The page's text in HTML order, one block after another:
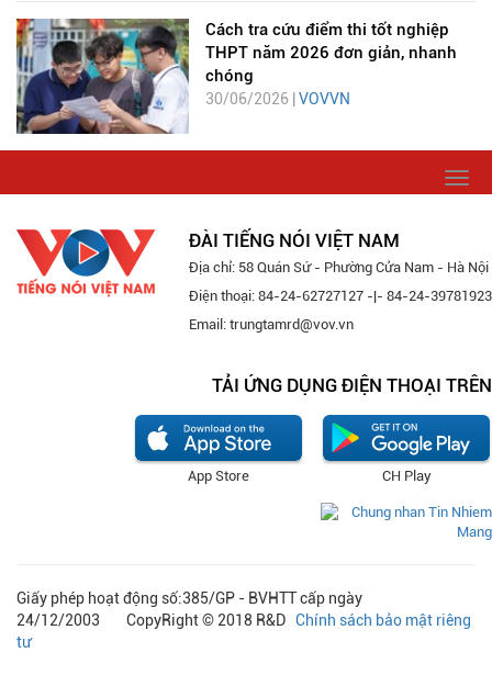
Cách tra cứu điểm thi tốt nghiệp
THPT năm 2026 đơn giản, nhanh
chóng
30/06/2026 | VOVVN
ĐÀI TIẾNG NÓI VIỆT NAM
Địa chỉ: 58 Quán Sứ - Phường Cửa Nam - Hà Nội
Điện thoại: 84-24-62727127 -|- 84-24-39781923
Email: trungtamrd@vov.vn
TẢI ỨNG DỤNG ĐIỆN THOẠI TRÊN
CH Play
App Store
Giấy phép hoạt động số:385/GP - BVHTT cấp ngày
24/12/2003 CopyRight © 2018 R&D Chính sách bảo mật riêng
tư